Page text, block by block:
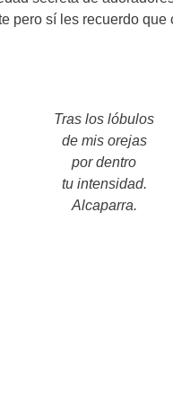
pero sí les recuerdo
Tras los lóbulos
de mis orejas
por dentro
tu intensidad.
Alcaparra.